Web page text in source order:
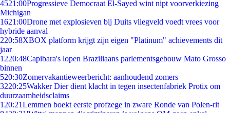
4521:00Progressieve Democraat El-Sayed wint nipt voorverkiezing
Michigan
1621:00Drone met explosieven bij Duits vliegveld voedt vrees voor
hybride aanval
220:58XBOX platform krijgt zijn eigen "Platinum" achievements dit
jaar
1220:48Capibara's lopen Braziliaans parlementsgebouw Mato Grosso
binnen
520:30Zomervakantieweerbericht: aanhoudend zomers
3220:25Wakker Dier dient klacht in tegen insectenfabriek Protix om
duurzaamheidsclaims
1 20:21Lemmen boekt eerste profzege in zware Ronde van Polen-rit